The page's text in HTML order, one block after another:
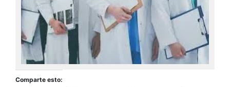
Comparte esto: